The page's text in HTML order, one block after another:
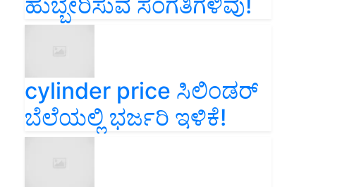
ಹುಬ್ಬೇರಿಸುವ ಸಂಗತಿಗಳಿವು!
cylinder price ಸಿಲಿಂಡರ್‌
ಬೆಲೆಯಲ್ಲಿ ಭರ್ಜರಿ ಇಳಿಕೆ!